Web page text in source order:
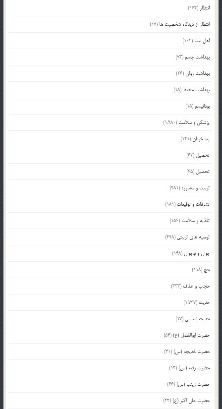
انتظار (164)
انتظار از دیدگاه شخصیت ها (17)
اهل بیت (104)
بهداشت جسم(73)
بهداشت روان(26)
بهداشت محیط (18)
بودائیسم(15)
پزشکی و سلامت (1,980)
پند خوبان(129)
تحصیل (62)
تحصیل (65)
تربیت و مشاوره (481)
تشرفات و توقیعات (181)
تغذیه و سلامت (156)
توصیه های تربیتی (498)
جوان و نوجوان(148)
حج (118)
حجاب و عفاف (333)
حدیث (1,737)
حدیث شناسی (97)
حضرت ابوالفضل (ع)(54)
حضرت خدیجه (س)(41)
حضرت رقیه (س)(13)
حضرت زینب (س)(66)
حضرت علی اکبر (ع)(23)